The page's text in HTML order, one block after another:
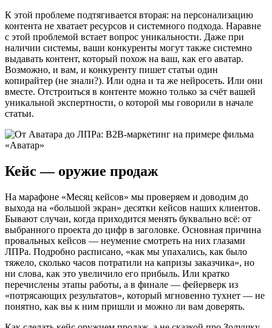
К этой проблеме подтягивается вторая: на персонализацию
контента не хватает ресурсов и системного подхода. Наравне
с этой проблемой встает вопрос уникальности. Даже при
наличии системы, ваши конкуренты могут также системно
выдавать контент, который похож на ваш, как его аватар.
Возможно, и вам, и конкуренту пишет статьи один
копирайтер (не знали?). Или одна и та же нейросеть. Или они
вместе. Отстроиться в контенте можно только за счёт вашей
уникальной экспертности, о которой мы говорили в начале
статьи.
Кейс — оружие продаж
На марафоне «Месяц кейсов» мы проверяем и доводим до
выхода на «большой экран» десятки кейсов наших клиентов.
Бывают случаи, когда приходится менять буквально всё: от
выбранного проекта до цифр в заголовке. Основная причина
провальных кейсов — неумение смотреть на них глазами
ЛПРа. Подробно расписано, «как мы упахались, как было
тяжело, сколько часов потратили на капризы заказчика», но
ни слова, как это увеличило его прибыль. Или кратко
перечислены этапы работы, а в финале — фейерверк из
«потрясающих результатов», который мгновенно тухнет — не
понятно, как вы к ним пришли и можно ли вам доверять.